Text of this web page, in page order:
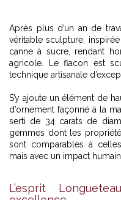
Après plus d’un an de
véritable sculpture,
canne à sucre, rendant
agricole. Le flacon est
technique artisanale
S’y ajoute un élément de
d’ornement façonné à la
serti de 34 carats de
gemmes dont les
sont comparables à
mais avec un impact
L’esprit